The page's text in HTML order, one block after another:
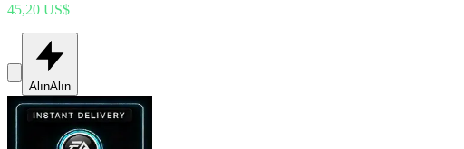
45,20 US$
AlınAlın